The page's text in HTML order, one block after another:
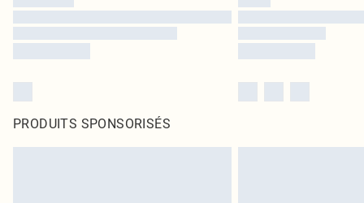
PRODUITS SPONSORISÉS